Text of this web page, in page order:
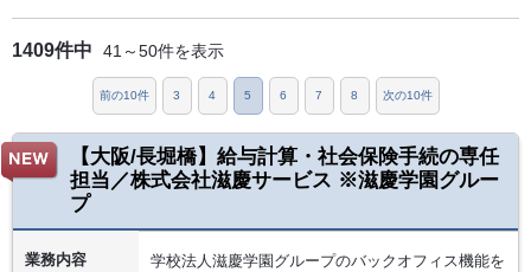
1409件中 41～50件を表示
前の10件 3 4 5 6 7 8 次の10件
【大阪/長堀橋】給与計算・社会保険手続の専任
担当／株式会社滋慶サービス ※滋慶学園グルー
プ
業務内容
学校法人滋慶学園グループのバックオフィス機能を